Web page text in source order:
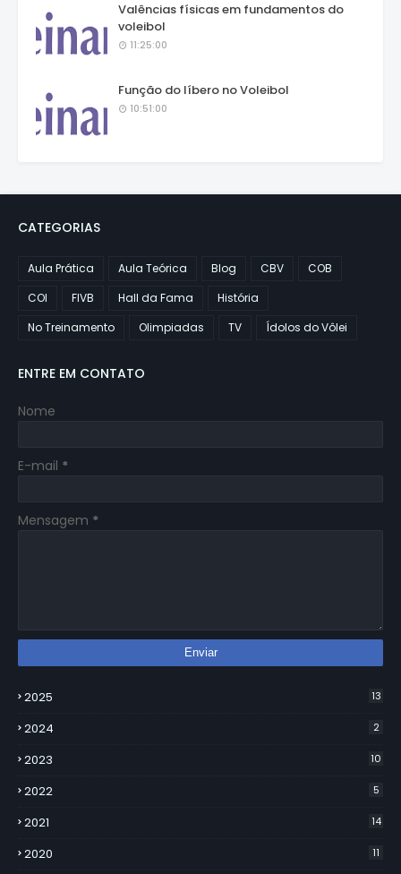
Valências físicas em fundamentos do
voleibol
11:25:00
Função do líbero no Voleibol
10:51:00
CATEGORIAS
Aula Prática Aula Teórica Blog CBV
COB
COI
FIVB Hall da Fama
História
No Treinamento
Olimpiadas TV Ídolos do Vôlei
ENTRE EM CONTATO
Nome
E-mail *
Mensagem *
2025 13
2024 2
2023 10
2022 5
2021 14
2020 11